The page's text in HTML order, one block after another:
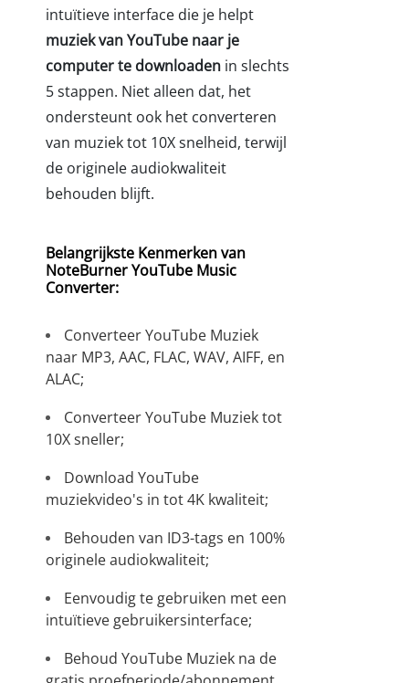
intuïtieve interface die je helpt
muziek van YouTube naar je
computer te downloaden in slechts
5 stappen. Niet alleen dat, het
ondersteunt ook het converteren
van muziek tot 10X snelheid, terwijl
de originele audiokwaliteit
behouden blijft.
Belangrijkste Kenmerken van
NoteBurner YouTube Music
Converter:
Converteer YouTube Muziek
naar MP3, AAC, FLAC, WAV, AIFF, en
ALAC;
Converteer YouTube Muziek tot
10X sneller;
Download YouTube
muziekvideo's in tot 4K kwaliteit;
Behouden van ID3-tags en 100%
originele audiokwaliteit;
Eenvoudig te gebruiken met een
intuïtieve gebruikersinterface;
Behoud YouTube Muziek na de